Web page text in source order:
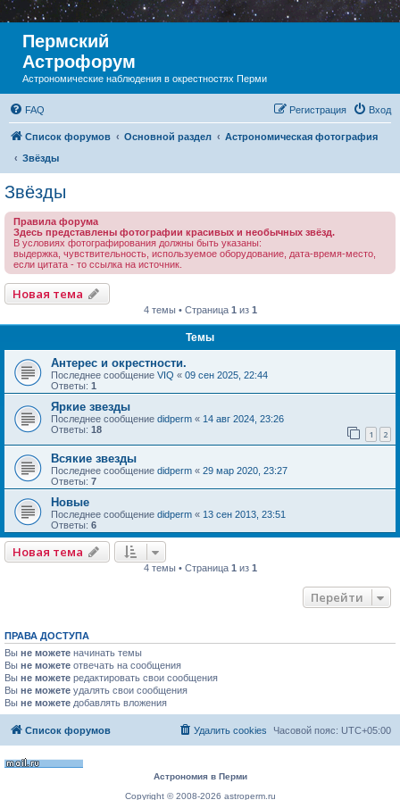
Пермский
Астрофорум
Астрономические наблюдения в окрестностях Перми
FAQ Вход
Регистрация
Список форумов Основной раздел
Астрономическая фотография
Звёзды
Звёзды
Правила форума
Здесь представлены фотографии красивых и необычных звёзд.
В условиях фотографирования должны быть указаны:
выдержка, чувствительность, используемое оборудование, дата-время-место,
если цитата - то ссылка на источник.
Новая тема
4 темы • Страница 1 из 1
Темы
Антерес и окрестности.
Последнее сообщение VIQ « 09 сен 2025, 22:44
Ответы: 1
Яркие звезды
Последнее сообщение didperm « 14 авг 2024, 23:26
Ответы: 18 1 2
Всякие звезды
Последнее сообщение didperm « 29 мар 2020, 23:27
Ответы: 7
Новые
Последнее сообщение didperm « 13 сен 2013, 23:51
Ответы: 6
Новая тема
4 темы • Страница 1 из 1
Перейти
ПРАВА ДОСТУПА
Вы не можете начинать темы
Вы не можете отвечать на сообщения
Вы не можете редактировать свои сообщения
Вы не можете удалять свои сообщения
Вы не можете добавлять вложения
Список форумов Часовой пояс: UTC+05:00
Удалить cookies
Астрономия в Перми
Copyright © 2008-2026 astroperm.ru